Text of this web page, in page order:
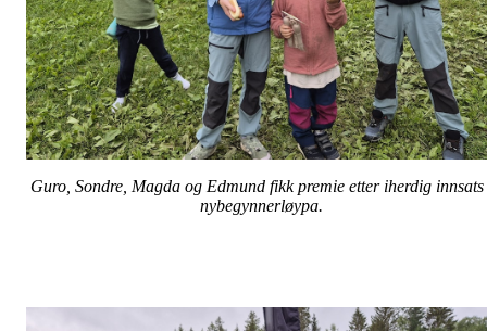
Guro, Sondre, Magda og Edmund fikk premie etter iherdig innsats
nybegynnerløypa.